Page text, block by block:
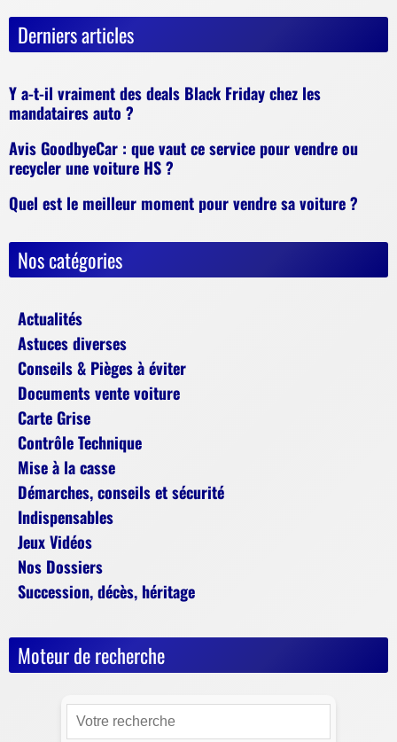
Derniers articles
Y a-t-il vraiment des deals Black Friday chez les
mandataires auto ?
Avis GoodbyeCar : que vaut ce service pour vendre ou
recycler une voiture HS ?
Quel est le meilleur moment pour vendre sa voiture ?
Nos catégories
Actualités
Astuces diverses
Conseils & Pièges à éviter
Documents vente voiture
Carte Grise
Contrôle Technique
Mise à la casse
Démarches, conseils et sécurité
Indispensables
Jeux Vidéos
Nos Dossiers
Succession, décès, héritage
Moteur de recherche